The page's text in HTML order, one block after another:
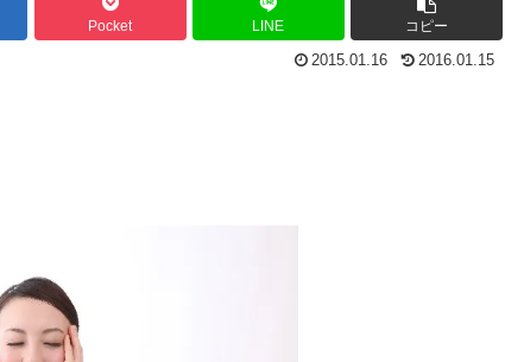
Pocket LINE コピー
2015.01.16 2016.01.15